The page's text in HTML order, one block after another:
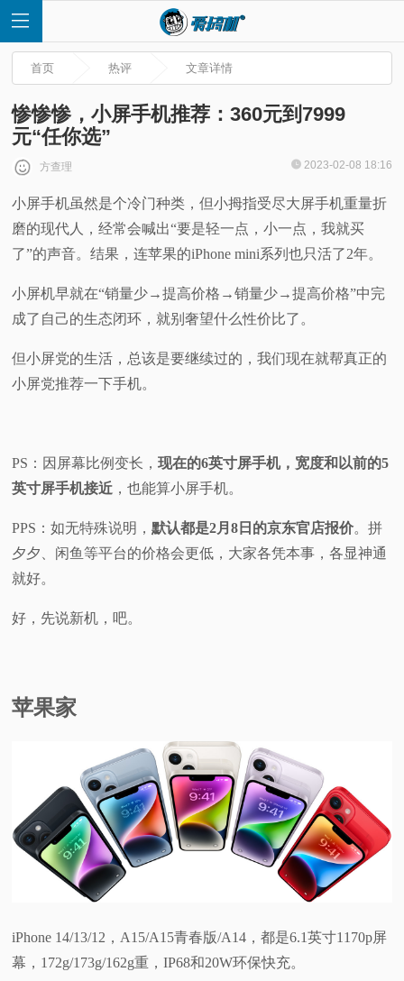
首
页
快
讯
测
频
科
体
专
首页 热评 文章详情
惨惨惨，小屏手机推荐：360元到7999
元“任你选”
方查理 2023-02-08 18:16
小屏手机虽然是个冷门种类，但小拇指受尽大屏手机重量折
磨的现代人，经常会喊出“要是轻一点，小一点，我就买
了”的声音。结果，连苹果的iPhone mini系列也只活了2年。
小屏机早就在“销量少→提高价格→销量少→提高价格”中完
成了自己的生态闭环，就别奢望什么性价比了。
但小屏党的生活，总该是要继续过的，我们现在就帮真正的
小屏党推荐一下手机。
PS：因屏幕比例变长，现在的6英寸屏手机，宽度和以前的5
英寸屏手机接近 ，也能算小屏手机。
PPS：如无特殊说明，默认都是2月8日的京东官店报价。拼
夕夕、闲鱼等平台的价格会更低，大家各凭本事，各显神通
就好。
好，先说新机，吧。
苹果家
iPhone 14/13/12，A15/A15青春版/A14，都是6.1英寸1170p屏
幕，172g/173g/162g重，IP68和20W环保快充。